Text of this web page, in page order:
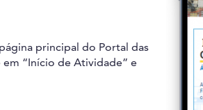
principal do Portal das
em “Início de Atividade” e